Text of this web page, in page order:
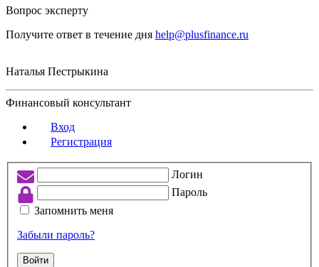
Вопрос эксперту
Получите ответ в течение дня help@plusfinance.ru
Наталья Пестрыкина
Финансовый консультант
Вход
Регистрация
Логин
Пароль
Запомнить меня
Забыли пароль?
Войти